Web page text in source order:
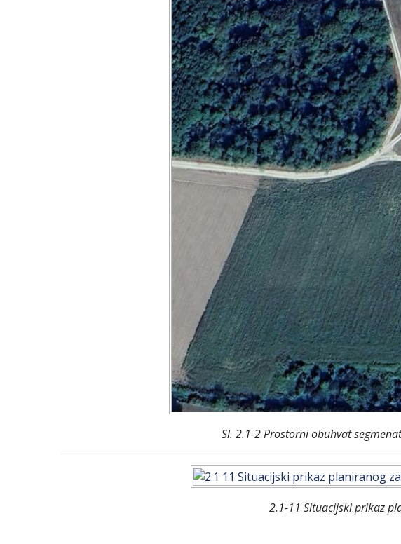
Sl. 2.1-2 Prostorni obuhvat
2.1-11 Situacijski prikaz